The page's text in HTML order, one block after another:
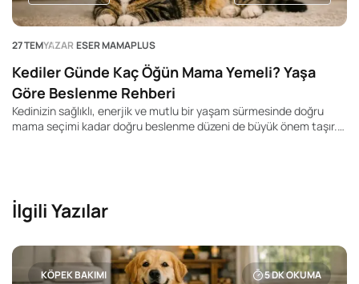
27 TEMYAZAR ESER MAMAPLUS
Kediler Günde Kaç Öğün Mama Yemeli? Yaşa
Göre Beslenme Rehberi
Kedinizin sağlıklı, enerjik ve mutlu bir yaşam sürmesinde doğru
mama seçimi kadar doğru beslenme düzeni de büyük önem taşır.
İlgili Yazılar
KÖPEK BAKIMI 5DK OKUMA